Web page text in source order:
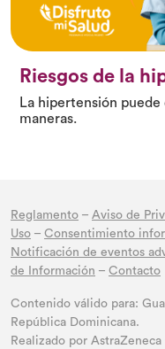
Riesgos de la
La hipertensión puede
maneras.
Reglamento – Aviso de
Uso – Consentimiento
Notificación de eventos
de Información – Contacto
Contenido válido para:
República Dominicana.
Realizado por